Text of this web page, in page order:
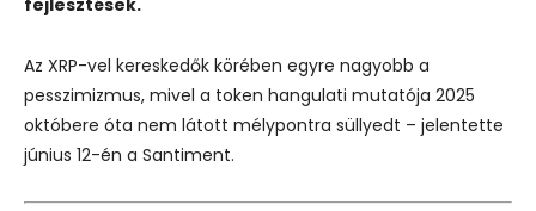
Az XRP-vel kereskedők körében egyre nagyobb a
pesszimizmus, mivel a token hangulati mutatója 2025
októbere óta nem látott mélypontra süllyedt – jelentette
június 12-én a Santiment.